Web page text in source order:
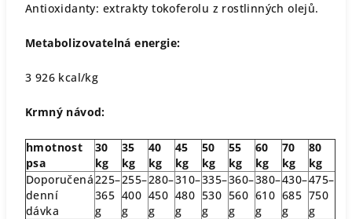
Antioxidanty: extrakty tokoferolu z rostlinných olejů.
Metabolizovatelná energie:
3 926 kcal/kg
Krmný návod:
hmotnost
psa
30
kg
35
kg
40
kg
45
kg
50
kg
55
kg
60
kg
70
kg
80
kg
Doporučená
denní
dávka
225–
365
g
255–
400
g
280–
450
g
310–
480
g
335–
530
g
360–
560
g
380–
610
g
430–
685
g
475–
750
g